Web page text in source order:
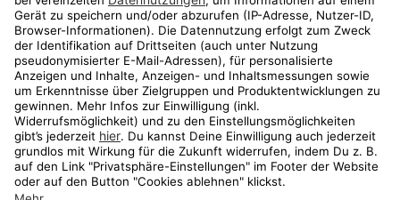
Aktionen
Travel